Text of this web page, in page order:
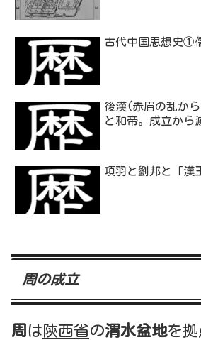
古代中国思想史①
後漢(赤眉の乱か
と和帝。成立から
項羽と劉邦と「漢
周の成立
周 は 陝西省の渭水盆地を拠